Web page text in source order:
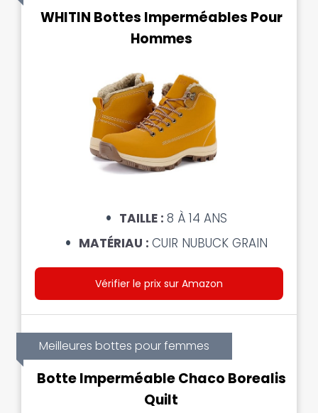
WHITIN Bottes Imperméables Pour
Hommes
TAILLE : 8 À 14 ANS
MATÉRIAU : CUIR NUBUCK GRAIN
Vérifier le prix sur Amazon
Meilleures bottes pour femmes
Botte Imperméable Chaco Borealis
Quilt